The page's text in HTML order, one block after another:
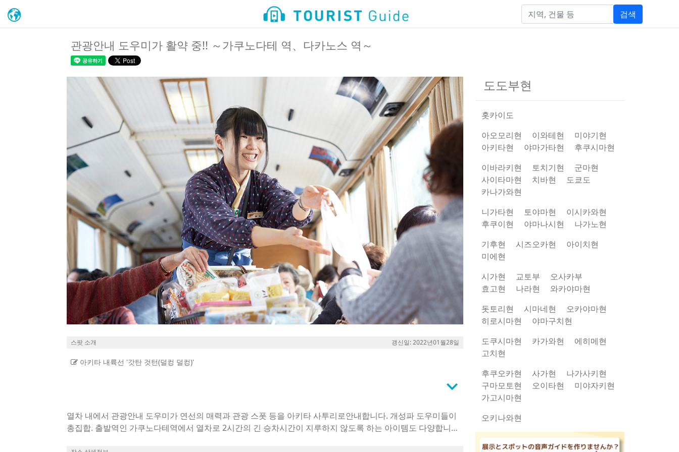
검색
관광안내 도우미가 활약 중!! ～가쿠노다테 역、다카노스 역～
스팟 소개 갱신일: 2022년01월28일
아키타 내륙선 '갓탄 것턴(덜컹 덜컹)'
keyboard_arrow_down
열차 내에서 관광안내 도우미가 연선의 매력과 관광 스폿 등을 아키타 사투리로안내합니다. 개성파 도우미들이
총집합. 출발역인 가쿠노다테역에서 열차로 2시간의 긴 승차시간이 지루하지 않도록 하는 아이템도 다양합니다.
도도부현
홋카이도
아오모리현
이와테현
미야기현
아키타현
야마가타현
후쿠시마현
이바라키현
토치기현
군마현
사이타마현
치바현
도쿄도
카나가와현
니가타현
토야마현
이시카와현
후쿠이현
야마나시현
나가노현
기후현
시즈오카현
아이치현
미에현
시가현
교토부
오사카부
효고현
나라현
와카야마현
돗토리현
시마네현
오카야마현
히로시마현
야마구치현
도쿠시마현
카가와현
에히메현
고치현
후쿠오카현
사가현
나가사키현
구마모토현
오이타현
미야자키현
가고시마현
오키나와현